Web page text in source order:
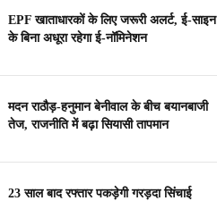
EPF खाताधारकों के लिए जरूरी अलर्ट, ई-साइन
के बिना अधूरा रहेगा ई-नॉमिनेशन
मदन राठौड़-हनुमान बेनीवाल के बीच बयानबाजी
तेज, राजनीति में बढ़ा सियासी तापमान
23 साल बाद रफ्तार पकड़ेगी गरड़दा सिंचाई